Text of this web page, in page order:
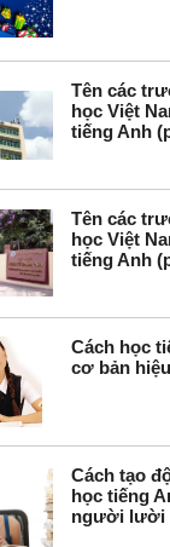
Tên các
học Việt
tiếng Anh
Tên các
học Việt
tiếng Anh
Cách học
cơ bản
Cách tạo
học tiếng
người lười